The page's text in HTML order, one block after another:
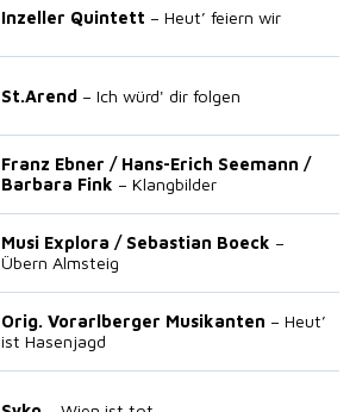
Inzeller Quintett Heut’ feiern wir
St.Arend Ich würd' dir folgen
Franz Ebner / Hans-Erich Seemann /
Barbara Fink
Klangbilder
Musi Explora / Sebastian Boeck
Übern Almsteig
Orig. Vorarlberger Musikanten
Heut’
ist Hasenjagd